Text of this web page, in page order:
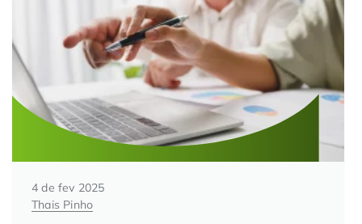
Automação de Processos
Educação Corporativa
Gerenciamento de NF-e
Adequação à LGPD
Assinatura Digital
Hospitais e Clínicas
Instituições de Ensino
Departamento Pessoal
Departamento Financeiro
Cooperativas
Cases de Sucesso
Nossas Unidades
Blog
O QUE NOS DIFERENCIA? DESCUBRA
4 de fev 2025
Thais Pinho